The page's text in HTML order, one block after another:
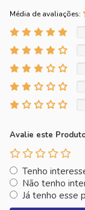
Média de avaliações:
Avalie este
Tenho
Não tenho
Já tenho esse